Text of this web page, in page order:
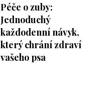
Péče o zuby:
Jednoduchý
každodenní návyk,
který chrání zdraví
vašeho psa